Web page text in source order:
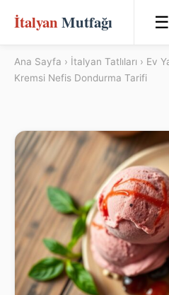
İtalyan Mutfağı ☰
Ana Sayfa › İtalyan Tatlıları › Ev
Kremsi Nefis Dondurma Tarifi